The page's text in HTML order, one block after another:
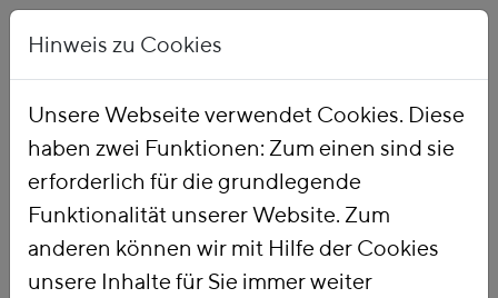
Startseite Publikationen
Suchbegriffe unter 4 Zeichen Länge werden nicht
Hinweis zu Cookies
Unsere Webseite verwendet Cookies. Diese
haben zwei Funktionen: Zum einen sind sie
erforderlich für die grundlegende
Funktionalität unserer Website. Zum
anderen können wir mit Hilfe der Cookies
unsere Inhalte für Sie immer weiter